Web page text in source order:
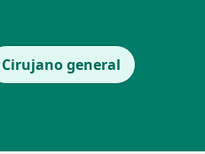
Cirujano general